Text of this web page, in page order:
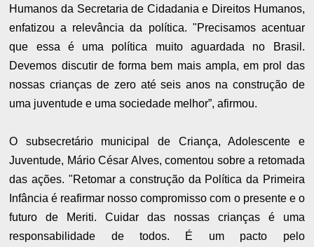
Humanos da Secretaria de Cidadania e Direitos Humanos,
enfatizou a relevância da política. "Precisamos acentuar
que essa é uma política muito aguardada no Brasil.
Devemos discutir de forma bem mais ampla, em prol das
nossas crianças de zero até seis anos na construção de
uma juventude e uma sociedade melhor”, afirmou.
O subsecretário municipal de Criança, Adolescente e
Juventude, Mário César Alves, comentou sobre a retomada
das ações. "Retomar a construção da Política da Primeira
Infância é reafirmar nosso compromisso com o presente e o
futuro de Meriti. Cuidar das nossas crianças é uma
responsabilidade de todos. É um pacto pelo